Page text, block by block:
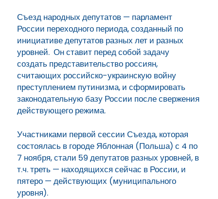
Съезд народных депутатов — парламент
России переходного периода, созданный по
инициативе депутатов разных лет и разных
уровней. Он ставит перед собой задачу
создать представительство россиян,
считающих российско-украинскую войну
преступлением путинизма, и сформировать
законодательную базу России после свержения
действующего режима.
Участниками первой сессии Съезда, которая
состоялась в городе Яблонная (Польша) с 4 по
7 ноября, стали 59 депутатов разных уровней, в
т.ч. треть — находящихся сейчас в России, и
пятеро — действующих (муниципального
уровня).